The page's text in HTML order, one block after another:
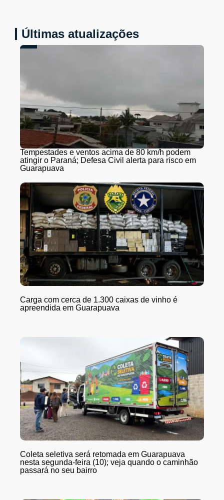
Últimas atualizações
Tempestades e ventos acima de 80 km/h podem
atingir o Paraná; Defesa Civil alerta para risco em
Guarapuava
Carga com cerca de 1.300 caixas de vinho é
apreendida em Guarapuava
Coleta seletiva será retomada em Guarapuava
nesta segunda-feira (10); veja quando o caminhão
passará no seu bairro